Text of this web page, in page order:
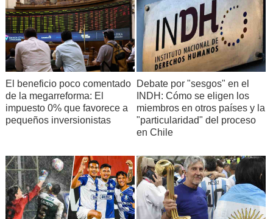
El beneficio poco comentado
de la megarreforma: El
impuesto 0% que favorece a
pequeños inversionistas
Debate por "sesgos" en el
INDH: Cómo se eligen los
miembros en otros países y la
"particularidad" del proceso
en Chile